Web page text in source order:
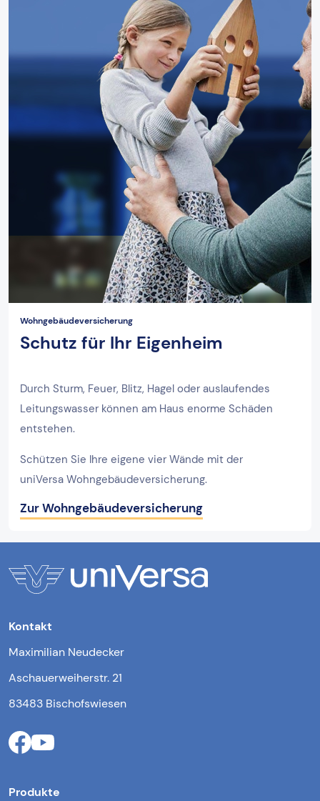
Wohngebäudeversicherung
Schutz für Ihr Eigenheim
Durch Sturm, Feuer, Blitz, Hagel oder auslaufendes
Leitungswasser können am Haus enorme Schäden
entstehen.
Schützen Sie Ihre eigene vier Wände mit der
uniVersa Wohngebäudeversicherung.
Zur Wohngebäudeversicherung
Kontakt
Maximilian Neudecker
Aschauerweiherstr. 21
83483 Bischofswiesen
Produkte